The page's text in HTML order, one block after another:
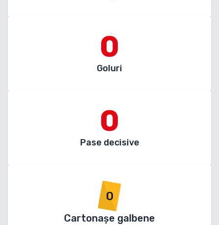
0
Goluri
0
Pase decisive
0
Cartonașe galbene